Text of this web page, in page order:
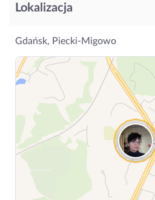
Lokalizacja
Gdańsk, Piecki-Migowo